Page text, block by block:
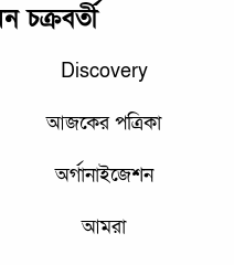
চক্রবর্তী
Discovery
আজকের পত্রিকা
অর্গানাইজেশন
আমরা